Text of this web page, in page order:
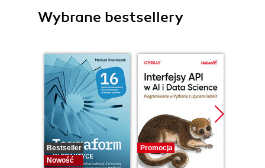
Wybrane bestsellery
Bestseller
Nowość
Promocja